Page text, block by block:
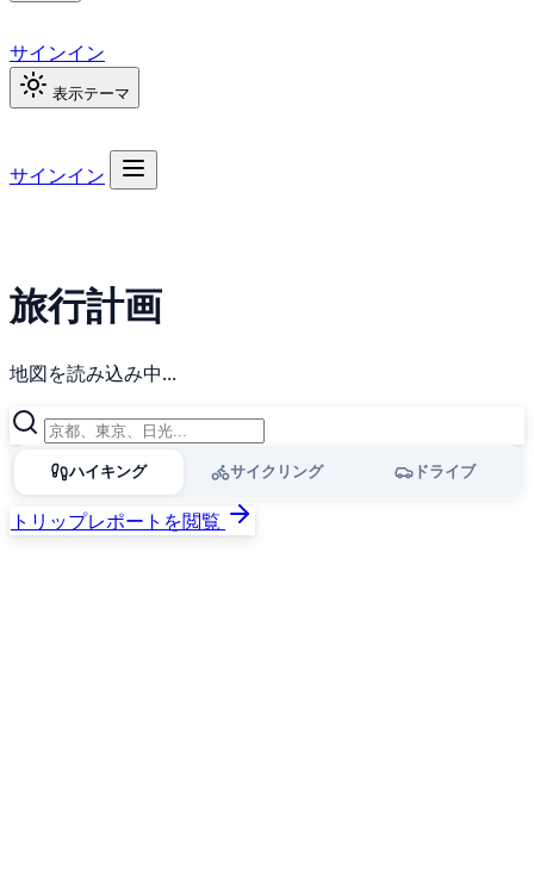
サインイン
表示テーマ
サインイン
旅行計画
地図を読み込み中...
ハイキング サイクリング ドライブ
トリップレポートを閲覧